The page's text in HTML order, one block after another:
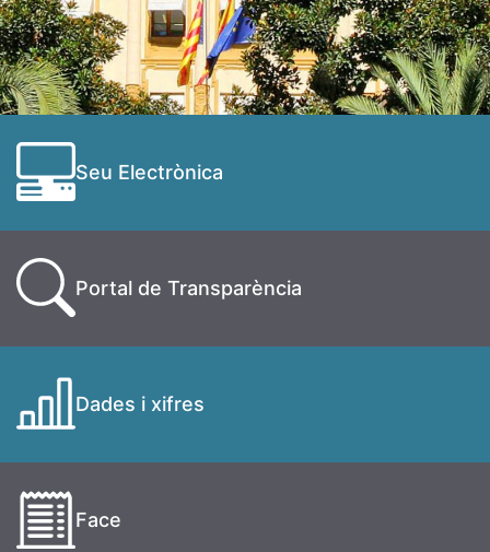
Seu Electrònica
Portal de Transparència
Dades i xifres
Face